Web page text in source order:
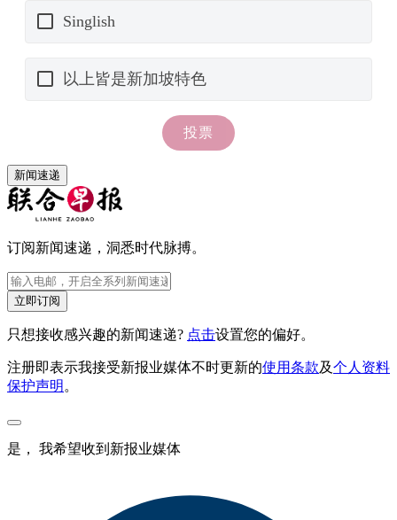
新闻速递
订阅新闻速递，洞悉时代脉搏。
立即订阅
只想接收感兴趣的新闻速递? 点击设置您的偏好。
注册即表示我接受新报业媒体不时更新的使用条款及个人资料
保护声明 。
是， 我希望收到新报业媒体